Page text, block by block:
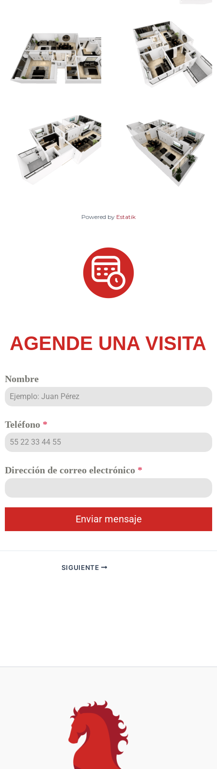
Powered by Estatik
AGENDE UNA VISITA
Nombre
Teléfono *
Dirección de correo electrónico *
Enviar mensaje
SIGUIENTE